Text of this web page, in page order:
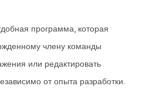
программа, которая
члену команды
или редактировать
от опыта разработки.